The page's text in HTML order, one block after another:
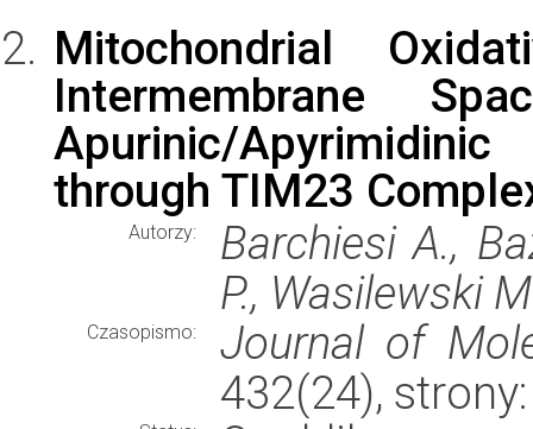
Mitochondrial
Intermembrane
Apurinic/
through TIM23
Autorzy:
Barchiesi A.,
P., Wasilewski
Czasopismo:
Journal of
432(24),